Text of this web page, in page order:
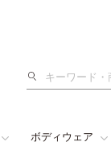
検
ボディウェア